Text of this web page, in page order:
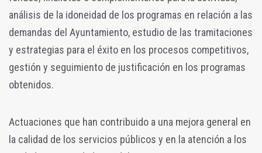
análisis de la idoneidad de los programas en relación a las
demandas del Ayuntamiento, estudio de las tramitaciones
y estrategias para el éxito en los procesos competitivos,
gestión y seguimiento de justificación en los programas
obtenidos.
Actuaciones que han contribuido a una mejora general en
la calidad de los servicios públicos y en la atención a los